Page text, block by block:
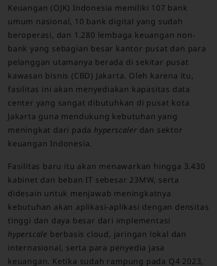
Keuangan (OJK) Indonesia memiliki 107 bank
umum nasional, 10 bank digital yang sudah
beroperasi, dan 1.280 lembaga keuangan non-
bank yang sebagian besar kantor pusat dan para
pelanggan utamanya berada di sekitar pusat
kawasan bisnis (CBD) Jakarta. Oleh karena itu,
fasilitas ini akan menyediakan kapasitas data
center yang sangat dibutuhkan di pusat kota
Jakarta guna mendukung kebutuhan yang
meningkat dari pada hyperscalerdan sektor
keuangan Indonesia.
Fasilitas baru itu akan menawarkan hingga 3.430
kabinet dan beban IT sebesar 23MW, serta
didesain untuk menjawab meningkatnya
kebutuhan akan aplikasi-aplikasi dengan densitas
tinggi dan daya besar dari implementasi
hyperscale berbasis cloud, jaringan lokal dan
internasional, serta para penyedia jasa
keuangan. Ketika sudah rampung pada Q4 2023,